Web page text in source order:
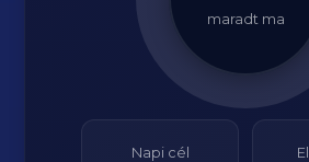
maradt ma
Napi cél